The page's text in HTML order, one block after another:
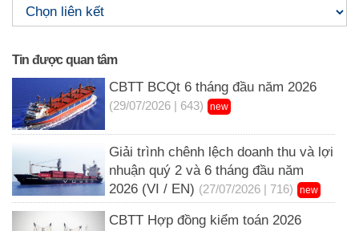
Tin được quan tâm
CBTT BCQt 6 tháng đầu năm 2026
(29/07/2026 | 643) new
Giải trình chênh lệch doanh thu và lợi
nhuận quý 2 và 6 tháng đầu năm
2026 (VI / EN) (27/07/2026 | 716) new
CBTT Hợp đồng kiểm toán 2026